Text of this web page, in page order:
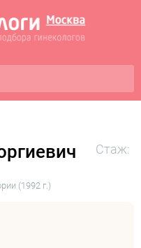
Стаж:
(1992 г.)